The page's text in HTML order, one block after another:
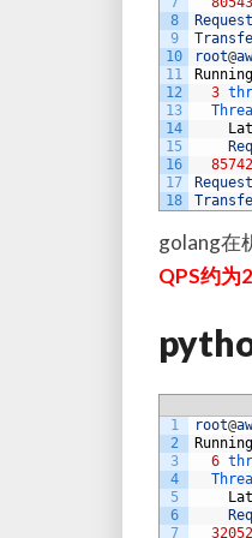
8
9
10
11
12
13
14
15
16
17
18
root@
Running
3
Req
85742
golang在
QPS约为
1
2
3
4
5
6
7
root@
Running
6
Req
32052